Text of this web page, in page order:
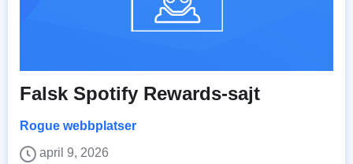
Falsk Spotify Rewards-sajt
Rogue webbplatser
april 9, 2026